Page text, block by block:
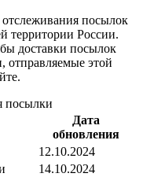
отслеживания посылок
территории России.
доставки посылок
отправляемые этой
посылки
Дата
обновления
12.10.2024
14.10.2024